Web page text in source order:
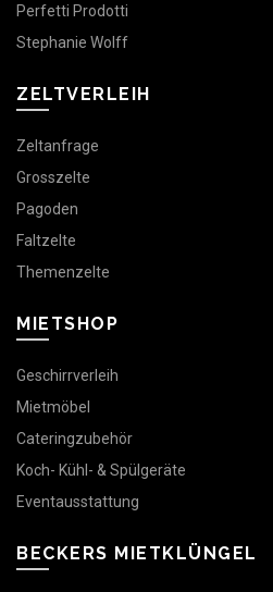
Perfetti Prodotti
Stephanie Wolff
ZELTVERLEIH
Zeltanfrage
Grosszelte
Pagoden
Faltzelte
Themenzelte
MIETSHOP
Geschirrverleih
Mietmöbel
Cateringzubehör
Koch- Kühl- & Spülgeräte
Eventausstattung
BECKERS MIETKLÜNGEL